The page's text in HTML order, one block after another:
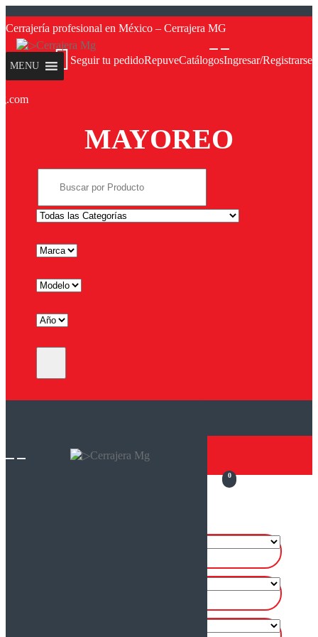
a
navegación
al
contenido
Cerrajería profesional en México – Cerrajera MG
Seguir tu pedidoRepuveCatálogosIngresar/Registrarse
MENU
MAYOREO
0